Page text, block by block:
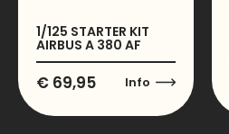
1/125 STARTER KIT
AIRBUS A 380 AF
€ 69,95 Info